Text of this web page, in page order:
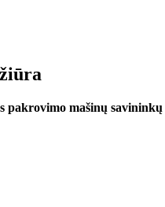
pakrovimo mašinų savininkų